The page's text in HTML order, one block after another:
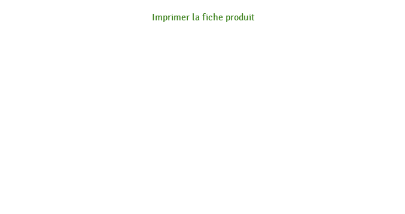
Imprimer la fiche produit